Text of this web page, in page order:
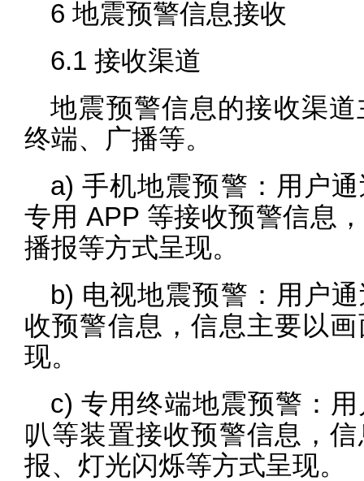
6 地震预警信息接收
6.1 接收渠道
地震预警信息的接收渠
终端、广播等。
a) 手机地震预警：用户
专用 APP 等接收预警信息
播报等方式呈现。
b) 电视地震预警：用户
收预警信息，信息主要以
现。
c) 专用终端地震预警：
叭等装置接收预警信息，
报、灯光闪烁等方式呈现。